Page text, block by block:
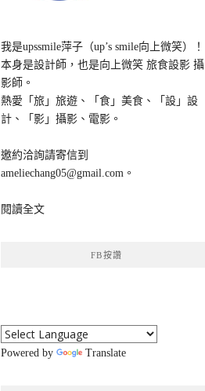
我是upssmile萍子（up’s smile向上微笑）！
本身是設計師，也是向上微笑 旅食設影 攝
影師。
熱愛「旅」旅遊、「食」美食、「設」設
計、「影」攝影、電影。
邀約洽詢請寄信到
ameliechang05@gmail.com。
閱讀全文
FB按讚
Powered by Translate